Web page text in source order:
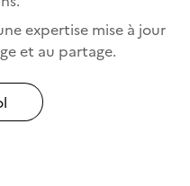
expertise mise à jour
et au partage.